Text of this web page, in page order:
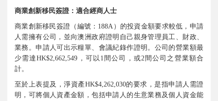
商業創新移民簽證：適合經商人士
商業創新移民簽證（編號：188A）的投資金額要求較低，申請
人需擁有公司，並向澳洲政府證明自己親身管理員工、財政、
業務。申請人可出示糧單、會議紀錄作證明。公司的營業額最
少需達HK$2,662,549，可以1間公司，或2間公司之營業額合
計。
至於上表提及，淨資產HK$4,262,030的要求，是指申請人需證
明，可將個人資產金額，包括申請人的生意業務及個人資金能